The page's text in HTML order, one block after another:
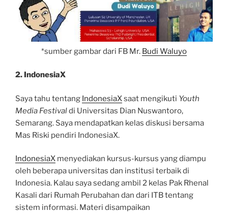
*sumber gambar dari FB Mr. Budi Waluyo
2. IndonesiaX
Saya tahu tentang IndonesiaXsaat mengikuti Youth
Media Festivaldi Universitas Dian Nuswantoro,
Semarang. Saya mendapatkan kelas diskusi bersama
Mas Riski pendiri IndonesiaX.
IndonesiaX menyediakan kursus-kursus yang diampu
oleh beberapa universitas dan institusi terbaik di
Indonesia. Kalau saya sedang ambil 2 kelas Pak Rhenal
Kasali dari Rumah Perubahan dan dari ITB tentang
sistem informasi. Materi disampaikan